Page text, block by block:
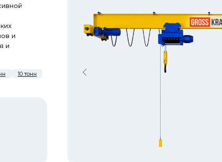
и
и
10 тонн